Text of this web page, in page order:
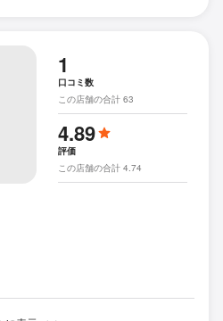
1
口コミ数
この店舗の合計 63
4.89
評価
この店舗の合計 4.74